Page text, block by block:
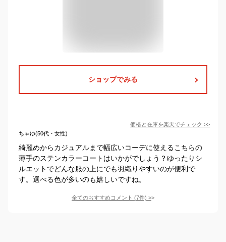
ショップでみる
価格と在庫を楽天でチェック >>
ちゃゆ(50代・女性)
綺麗めからカジュアルまで幅広いコーデに使えるこちらの
薄手のステンカラーコートはいかがでしょう？ゆったりシ
ルエットでどんな服の上にでも羽織りやすいのが便利で
す。選べる色が多いのも嬉しいですね。
全てのおすすめコメント (7件) >